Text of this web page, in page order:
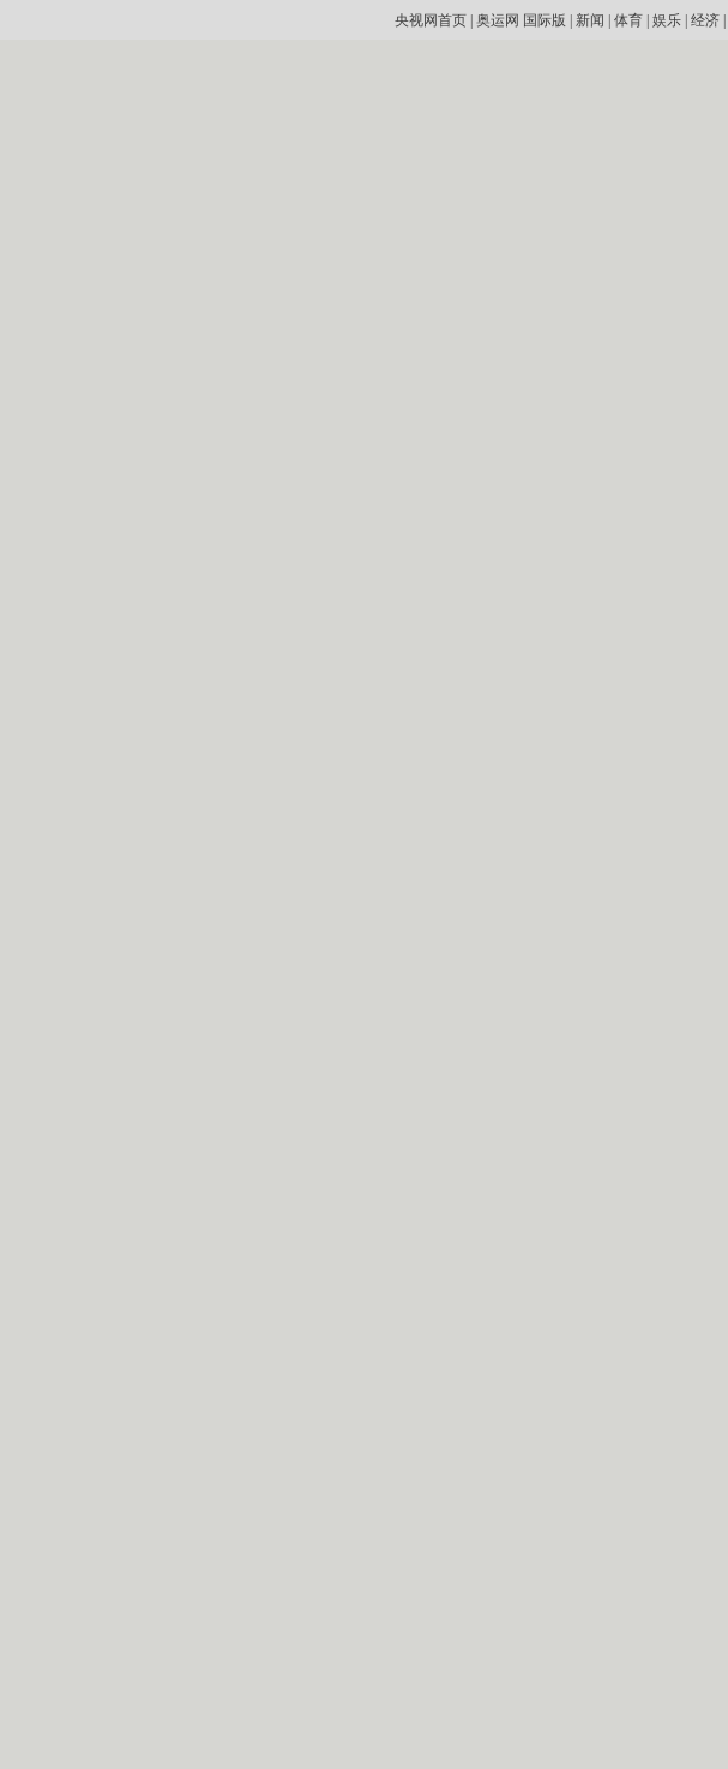
央视网首页| 奥运网 国际版 新闻 体育| 娱乐| 经济|